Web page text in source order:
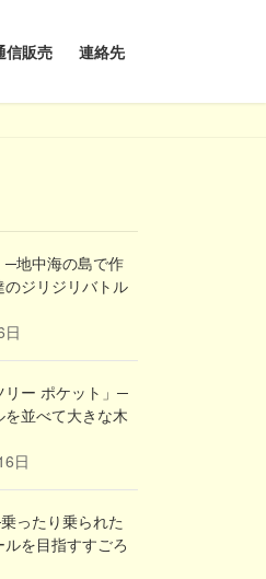
信販売 連絡先
─地中海の島で作
ジリジリバトル
リー ポケット」─
並べて大きな木
日
ったり乗られた
ルを目指すすごろ